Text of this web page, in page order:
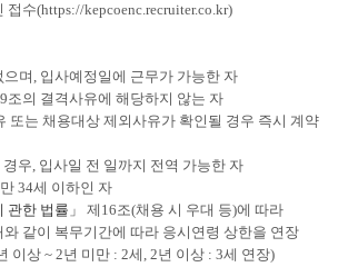
접수(https://kepcoenc.recruiter.co.kr)
으며, 입사예정일에 근무가 가능한 자
조의 결격사유에 해당하지 않는 자
는 채용대상 제외사유가 확인될 경우 즉시 계약
우, 입사일 전 일까지 전역 가능한 자
34세 이하인 자
관한 법률」
제16조(채용 시 우대 등)에 따라
같이 복무기간에 따라 응시연령 상한을 연장
상 ~ 2년 미만 : 2세, 2년 이상 : 3세 연장)